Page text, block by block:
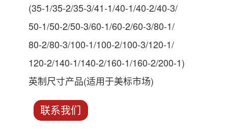
(35-1/35-2/35-3/41-1/40-1/40-2/40-3/
50-1/50-2/50-3/60-1/60-2/60-3/80-1/
80-2/80-3/100-1/100-2/100-3/120-1/
120-2/140-1/140-2/160-1/160-2/200-1)
英制尺寸产品(适用于美标市场)
联系我们